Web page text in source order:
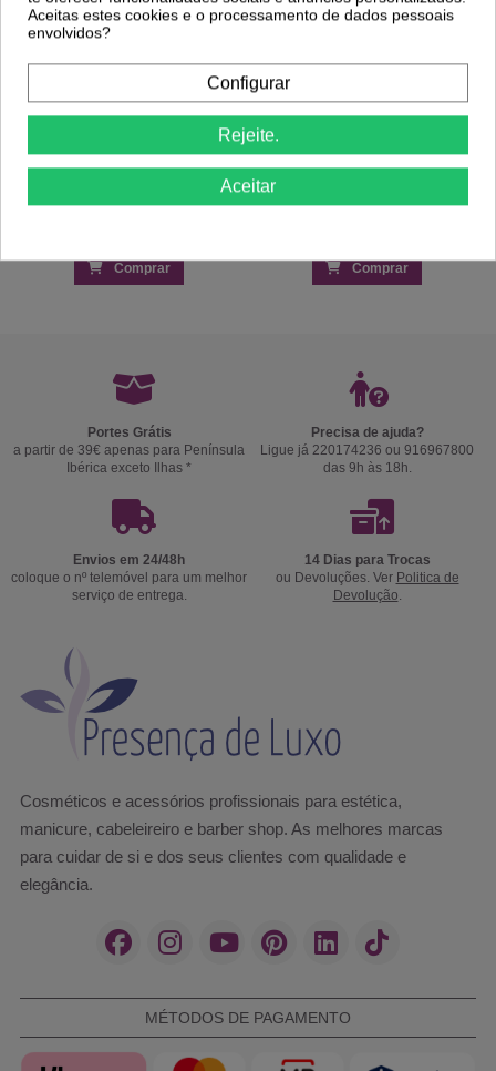
Comprar Comprar
Portes Grátis
a partir de 39€ apenas para Península
Ibérica exceto Ilhas *
Precisa de ajuda?
Ligue já 220174236 ou 916967800
das 9h às 18h.
Envios em 24/48h
coloque o nº telemóvel para um melhor
serviço de entrega.
14 Dias para Trocas
ou Devoluções. Ver Politica de
Devolução.
Cosméticos e acessórios profissionais para estética,
manicure, cabeleireiro e barber shop. As melhores marcas
para cuidar de si e dos seus clientes com qualidade e
elegância.
MÉTODOS DE PAGAMENTO
Aceitas estes cookies e o processamento de dados pessoais
envolvidos?
Configurar
Rejeite.
Aceitar